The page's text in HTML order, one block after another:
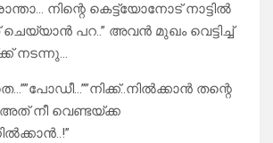
നിന്റെ കെട്ട്യോനോട് നാട്ടിൽ
പറ..‌” അവൻ മുഖം വെട്ടിച്ച്
നടന്നു…
തന്റെ
നീ വെണ്ടയ്ക്ക